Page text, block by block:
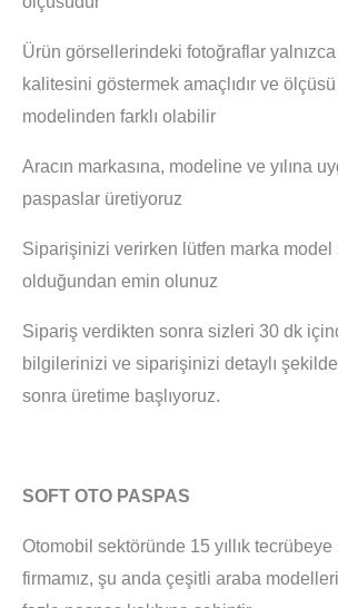
Ürün görsellerindeki fotoğraflar yalnızca
kalitesini göstermek amaçlıdır ve ölçüsü
modelinden farklı olabilir
Aracın markasına, modeline ve yılına
paspaslar üretiyoruz
Siparişinizi verirken lütfen marka
olduğundan emin olunuz
Sipariş verdikten sonra sizleri 30 dk
bilgilerinizi ve siparişinizi detaylı
sonra üretime başlıyoruz.
SOFT OTO PASPAS
Otomobil sektöründe 15 yıllık
firmamız, şu anda çeşitli araba